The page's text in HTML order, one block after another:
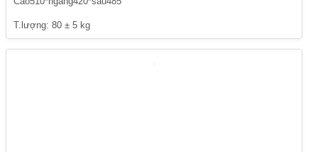
T.lượng: 80 ± 5 kg